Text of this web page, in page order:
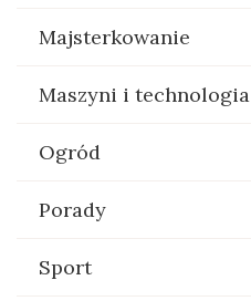
Majsterkowanie
Maszyni i technologia
Ogród
Porady
Sport